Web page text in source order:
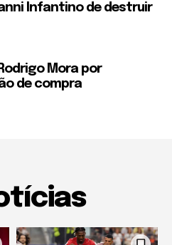
Infantino de destruir
Mora por
de compra